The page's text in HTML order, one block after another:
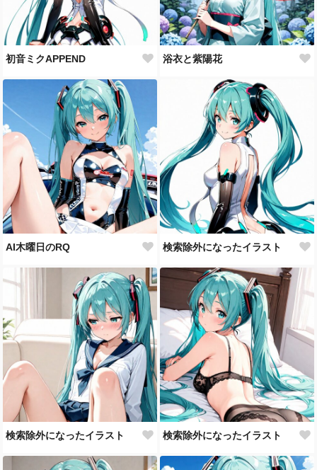
初音ミクAPPEND 浴衣と紫陽花
AI木曜日のRQ 検索除外になったイラスト
検索除外になったイラスト 検索除外になったイラスト